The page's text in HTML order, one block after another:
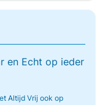
en Echt op ieder
Altijd Vrij ook op